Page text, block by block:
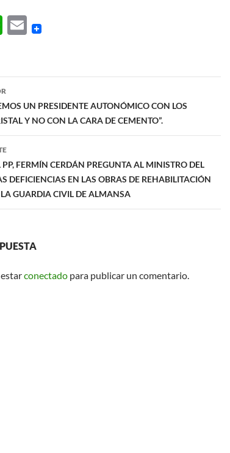
W
s
A
p
p
E
UN PRESIDENTE AUTONÓMICO CON LOS
Y NO CON LA CARA DE CEMENTO”.
PP, FERMÍN CERDÁN PREGUNTA AL MINISTRO DEL
DEFICIENCIAS EN LAS OBRAS DE REHABILITACIÓN
LA GUARDIA CIVIL DE ALMANSA
conectado para publicar un comentario.